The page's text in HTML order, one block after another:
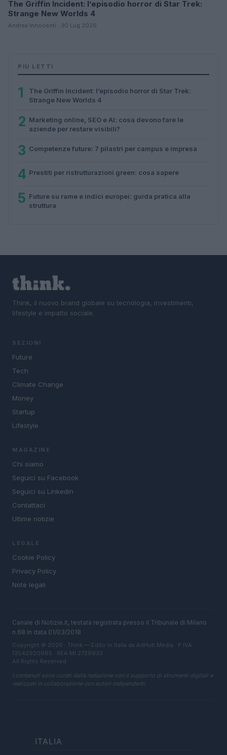
The Griffin Incident: l’episodio horror di Star Trek:
Strange New Worlds 4
Andrea Innocenti · 30 Lug 2026
PIÙ LETTI
1
The Griffin Incident: l’episodio horror di Star Trek:
Strange New Worlds 4
2 Marketing online, SEO e AI: cosa devono fare le
aziende per restare visibili?
3 Competenze future: 7 pilastri per campus e impresa
4 Prestiti per ristrutturazioni green: cosa sapere
5 Future su rame e indici europei: guida pratica alla
struttura
Think, il nuovo brand globale su tecnologia, investimenti,
lifestyle e impatto sociale.
SEZIONI
Future
Tech
Climate Change
Money
Startup
Lifestyle
MAGAZINE
Chi siamo
Seguici su Facebook
Seguici su Linkedin
Contattaci
Ultime notizie
LEGALE
Cookie Policy
Privacy Policy
Note legali
Canale di Notizie.it, testata registrata presso il Tribunale di Milano
n.68 in data 01/03/2018
Copyright © 2026 · Think — Edito in Italia da AdHub Media · P.IVA
13542920965 · REA MI 2729933
All Rights Reserved
I contenuti sono curati dalla redazione con il supporto di strumenti digitali e
realizzati in collaborazione con autori indipendenti.
ITALIA